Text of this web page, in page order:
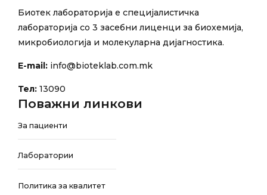
Биотек лабораторија е специјалистичка
лабораторија со 3 засебни лиценци за биохемија,
микробиологија и молекуларна дијагностика.
E-mail: info@bioteklab.com.mk
Тел: 13090
Поважни линкови
За пациенти
Лаборатории
Политика за квалитет